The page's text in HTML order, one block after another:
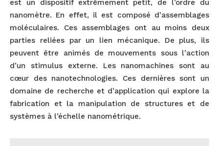
est un dispositif extrêmement petit, de l’ordre du
nanomètre. En effet, il est composé d’assemblages
moléculaires. Ces assemblages ont au moins deux
parties reliées par un lien mécanique. De plus, ils
peuvent être animés de mouvements sous l’action
d’un stimulus externe. Les nanomachines sont au
cœur des nanotechnologies. Ces dernières sont un
domaine de recherche et d’application qui explore la
fabrication et la manipulation de structures et de
systèmes à l’échelle nanométrique.